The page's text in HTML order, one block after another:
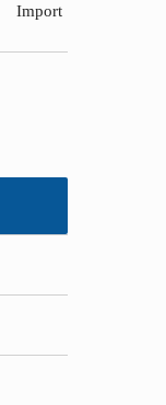
Import